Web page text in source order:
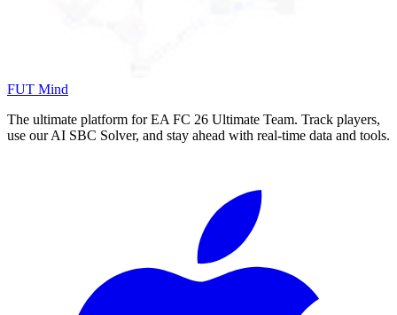
FUT Mind
The ultimate platform for EA FC 26 Ultimate Team. Track players,
use our AI SBC Solver, and stay ahead with real-time data and tools.